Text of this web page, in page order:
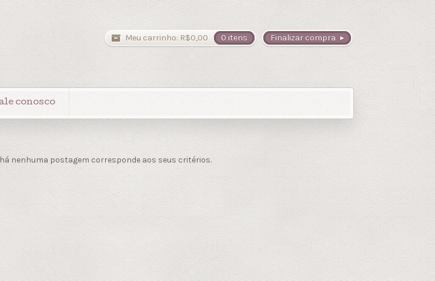
Finalizar compra
Meu carrinho: R$0,00 0 itens
conosco
nenhuma postagem corresponde aos seus critérios.